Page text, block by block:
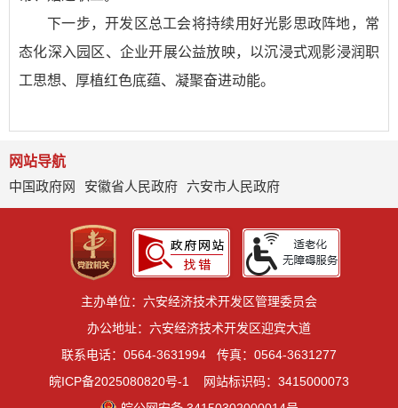
下一步，开发区总工会将持续用好光影思政阵地，常
态化深入园区、企业开展公益放映，以沉浸式观影浸润职
工思想、厚植红色底蕴、凝聚奋进动能。
网站导航
中国政府网
安徽省人民政府 六安市人民政府
主办单位：六安经济技术开发区管理委员会
办公地址：六安经济技术开发区迎宾大道
联系电话：0564-3631994
传真：0564-3631277
皖ICP备2025080820号-1
网站标识码：3415000073